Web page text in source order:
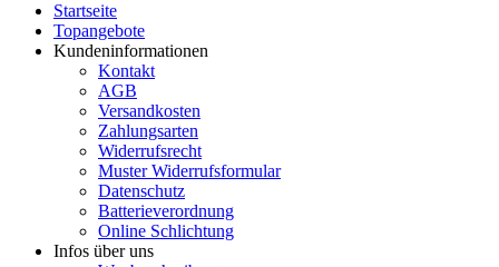
Startseite
Topangebote
Kundeninformationen
Kontakt
AGB
Versandkosten
Zahlungsarten
Widerrufsrecht
Muster Widerrufsformular
Datenschutz
Batterieverordnung
Online Schlichtung
Infos über uns